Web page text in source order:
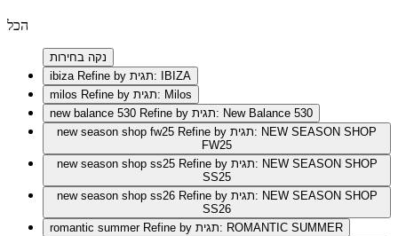
הכל
נקה בחירות
ibiza
Refine by תגית: IBIZA
milos
Refine by תגית: Milos
new balance 530
Refine by תגית: New Balance 530
new season shop fw25 Refine by תגית: NEW SEASON SHOP
FW25
new season shop ss25 Refine by תגית: NEW SEASON SHOP
SS25
new season shop ss26 Refine by תגית: NEW SEASON SHOP
SS26
romantic summer
Refine by תגית: ROMANTIC SUMMER